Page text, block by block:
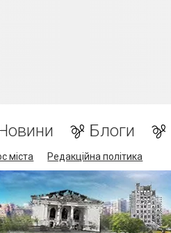
Блоги
міста Редакційна політика